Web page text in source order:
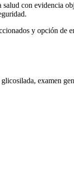
con evidencia
y opción
examen